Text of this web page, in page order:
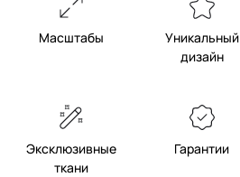
Масштабы
Уникальный
дизайн
Эксклюзивные
ткани
Гарантии